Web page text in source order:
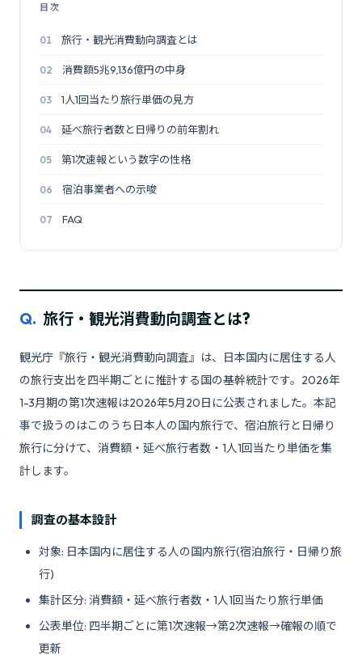
目次
旅行・観光消費動向調査とは
消費額5兆9,136億円の中身
1人1回当たり旅行単価の見方
延べ旅行者数と日帰りの前年割れ
第1次速報という数字の性格
宿泊事業者への示唆
FAQ
Q. 旅行・観光消費動向調査とは?
観光庁『旅行・観光消費動向調査』は、日本国内に居住する人
の旅行支出を四半期ごとに推計する国の基幹統計です。2026年
1-3月期の第1次速報は2026年5月20日に公表されました。本記
事で扱うのはこのうち日本人の国内旅行で、宿泊旅行と日帰り
旅行に分けて、消費額・延べ旅行者数・1人1回当たり単価を集
計します。
調査の基本設計
対象: 日本国内に居住する人の国内旅行(宿泊旅行・日帰り旅
行)
集計区分: 消費額・延べ旅行者数・1人1回当たり旅行単価
公表単位: 四半期ごとに第1次速報→第2次速報→確報の順で
更新